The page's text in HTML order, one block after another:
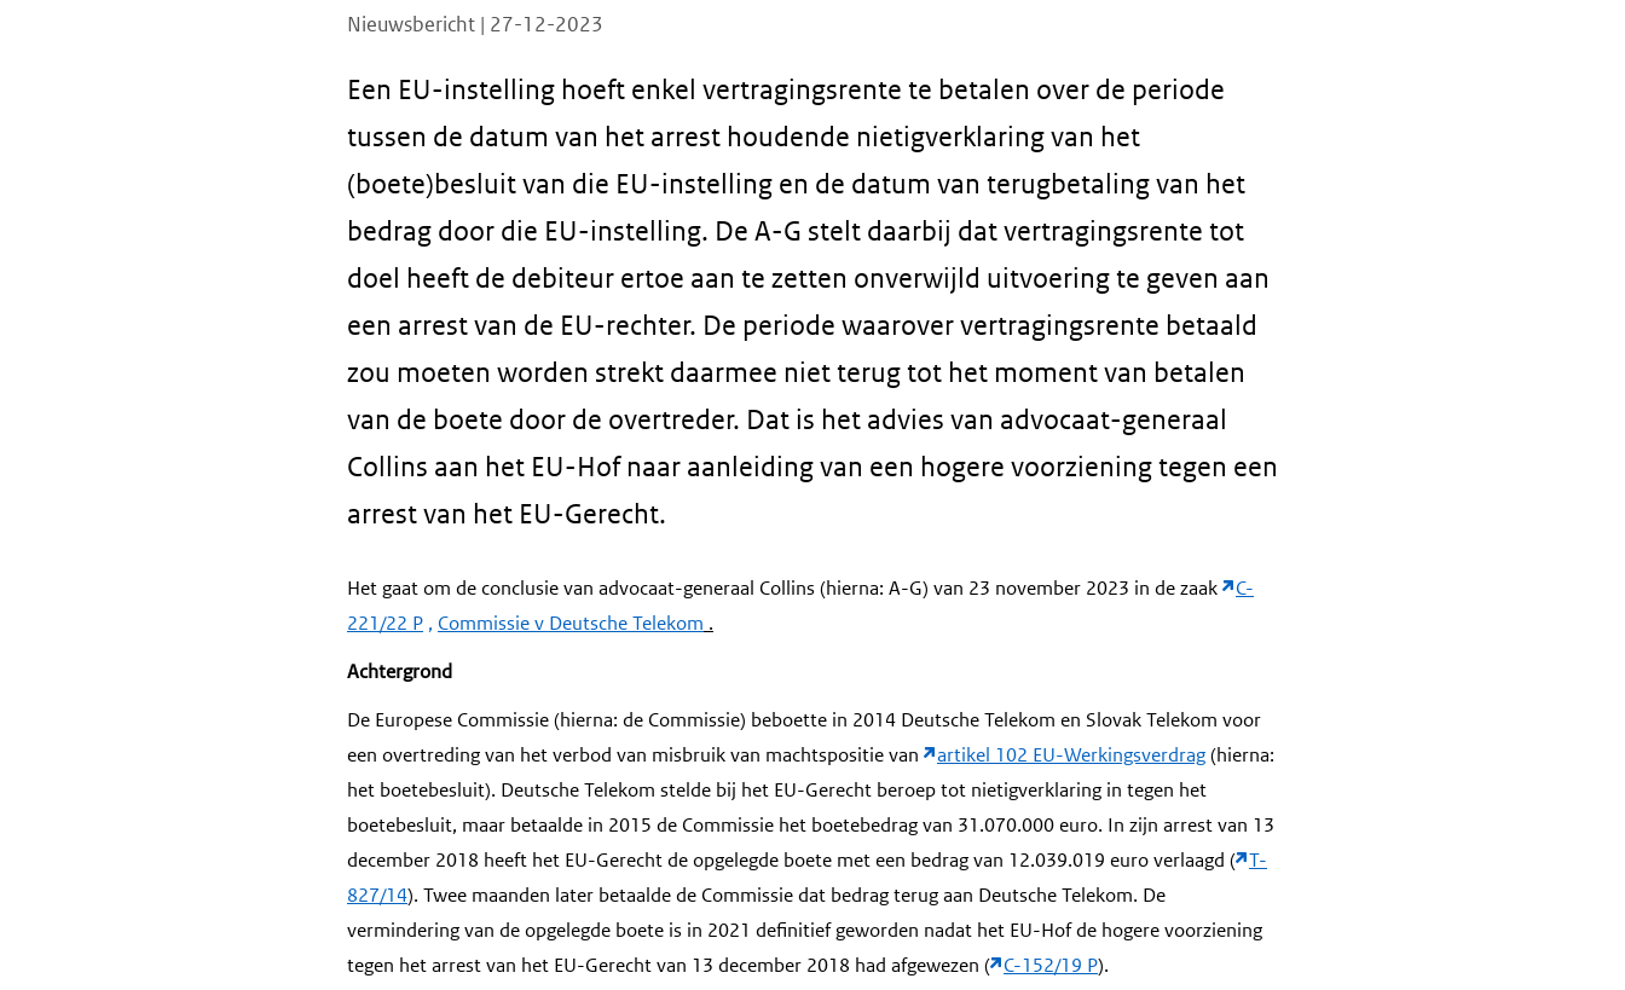
Nieuwsbericht | 27-12-2023
Een EU-instelling hoeft enkel vertragingsrente te betalen over de periode
tussen de datum van het arrest houdende nietigverklaring van het
(boete)besluit van die EU-instelling en de datum van terugbetaling van het
bedrag door die EU-instelling. De A-G stelt daarbij dat vertragingsrente tot
doel heeft de debiteur ertoe aan te zetten onverwijld uitvoering te geven aan
een arrest van de EU-rechter. De periode waarover vertragingsrente betaald
zou moeten worden strekt daarmee niet terug tot het moment van betalen
van de boete door de overtreder. Dat is het advies van advocaat-generaal
Collins aan het EU-Hof naar aanleiding van een hogere voorziening tegen een
arrest van het EU-Gerecht.
Het gaat om de conclusie van advocaat-generaal Collins (hierna: A-G) van 23 november 2023 in de zaak
C-
221/22 P , Commissie v Deutsche Telekom .
Achtergrond
De Europese Commissie (hierna: de Commissie) beboette in 2014 Deutsche Telekom en Slovak Telekom voor
een overtreding van het verbod van misbruik van machtspositie van
artikel 102 EU-Werkingsverdrag(hierna:
het boetebesluit). Deutsche Telekom stelde bij het EU-Gerecht beroep tot nietigverklaring in tegen het
boetebesluit, maar betaalde in 2015 de Commissie het boetebedrag van 31.070.000 euro. In zijn arrest van 13
december 2018 heeft het EU-Gerecht de opgelegde boete met een bedrag van 12.039.019 euro verlaagd ( T-
827/14). Twee maanden later betaalde de Commissie dat bedrag terug aan Deutsche Telekom. De
vermindering van de opgelegde boete is in 2021 definitief geworden nadat het EU-Hof de hogere voorziening
tegen het arrest van het EU-Gerecht van 13 december 2018 had afgewezen ( C-152/19 P).